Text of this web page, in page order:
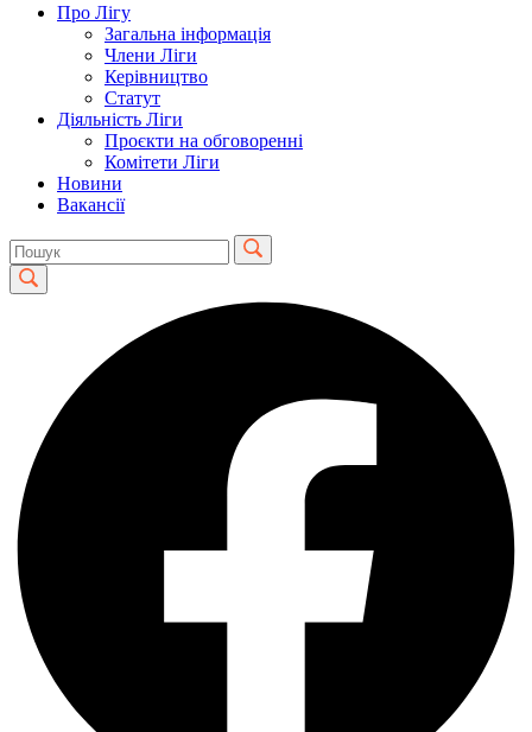
Про Лігу
Загальна інформація
Члени Ліги
Керівництво
Статут
Діяльність Ліги
Проєкти на обговоренні
Комітети Ліги
Новини
Вакансії